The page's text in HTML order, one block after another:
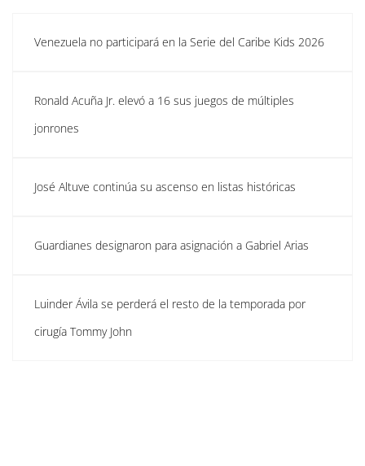
Venezuela no participará en la Serie del Caribe Kids 2026
Ronald Acuña Jr. elevó a 16 sus juegos de múltiples
jonrones
José Altuve continúa su ascenso en listas históricas
Guardianes designaron para asignación a Gabriel Arias
Luinder Ávila se perderá el resto de la temporada por
cirugía Tommy John